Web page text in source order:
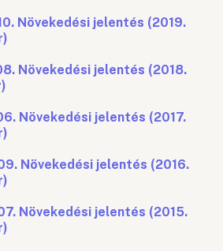
Növekedési jelentés (2019.
Növekedési jelentés (2018.
Növekedési jelentés (2017.
Növekedési jelentés (2016.
Növekedési jelentés (2015.